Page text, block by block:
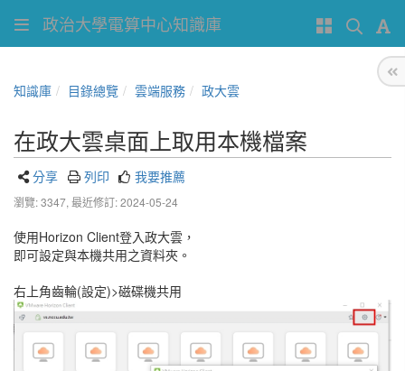
政治大學電算中心知識庫
知識庫 目錄總覽 雲端服務 政大雲
在政大雲桌面上取用本機檔案
分享 列印 我要推薦
瀏覽: 3347, 最近修訂: 2024-05-24
使用Horizon Client登入政大雲，
即可設定與本機共用之資料夾。
右上角齒輪(設定)>磁碟機共用